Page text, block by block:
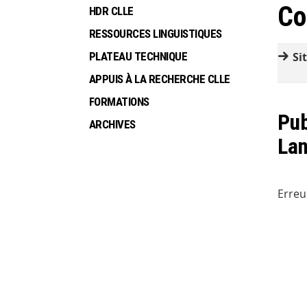
HDR CLLE
RESSOURCES LINGUISTIQUES
PLATEAU TECHNIQUE
APPUIS À LA RECHERCHE CLLE
FORMATIONS
ARCHIVES